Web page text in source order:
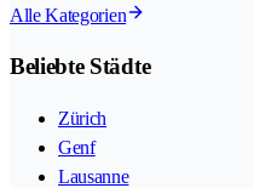
Alle Kategorien
Beliebte Städte
Zürich
Genf
Lausanne